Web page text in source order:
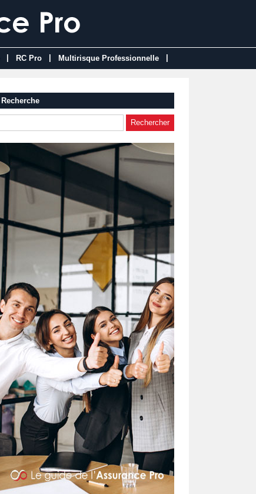
RC Pro Multirisque Professionnelle
Recherche